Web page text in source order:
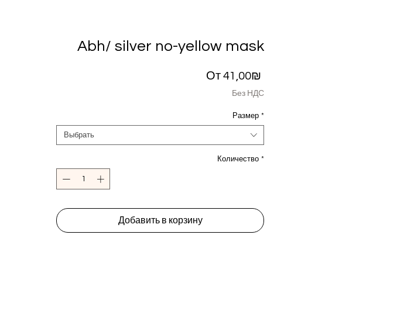
Abh/ silver no-yellow mask
От 41,00₪
Без НДС
Размер *
Выбрать
Количество *
Добавить в корзину